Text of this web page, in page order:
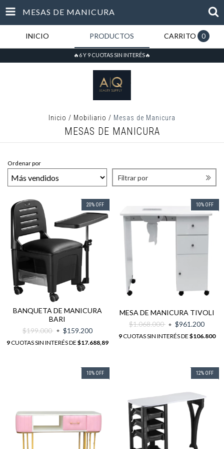
MESAS DE MANICURA
INICIO PRODUCTOS CARRITO 0
🔥6 Y 9 CUOTAS SIN INTERÉS🔥
Inicio / Mobiliario / Mesas de Manicura
MESAS DE MANICURA
Ordenar por
Filtrar por
20% OFF
BANQUETA DE MANICURA
BARI
$199.000
$159.200
9CUOTAS SIN INTERÉS DE $17.688,89
10% OFF
MESA DE MANICURA TIVOLI
$1.068.000
$961.200
9CUOTAS SIN INTERÉS DE $106.800
10% OFF 12% OFF